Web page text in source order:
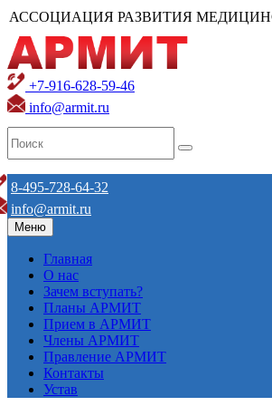
АССОЦИАЦИЯ РАЗВИТИЯ
+7-916-628-59-46
info@armit.ru
8-495-728-64-32
info@armit.ru
Меню
Главная
О нас
Зачем вступать?
Планы АРМИТ
Прием в АРМИТ
Члены АРМИТ
Правление АРМИТ
Контакты
Устав